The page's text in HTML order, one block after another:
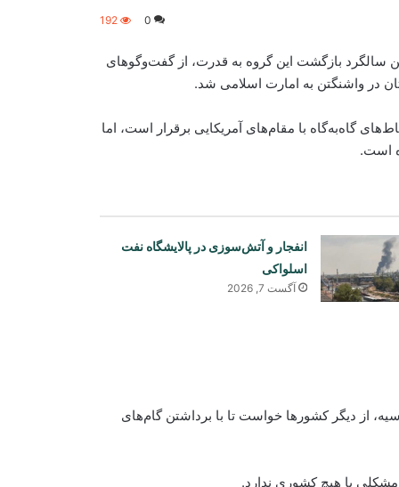
0
192
سالگرد بازگشت این گروه به قدرت، از گفت‌وگوهای
در واشنگتن به امارت اسلامی شد.
گاه‌به‌گاه با مقام‌های آمریکایی برقرار است، اما
است.
انفجار و آتش‌سوزی در پالایشگاه نفت
اسلواکی
آگست 7, 2026
از دیگر کشورها خواست تا با برداشتن گام‌های
با هیچ کشوری ندارد.